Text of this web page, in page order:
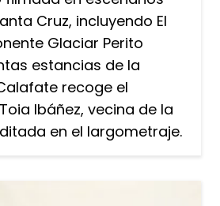
Cruz, incluyendo El
Glaciar Perito
estancias de la
recoge el
Ibáñez, vecina de la
en el largometraje.